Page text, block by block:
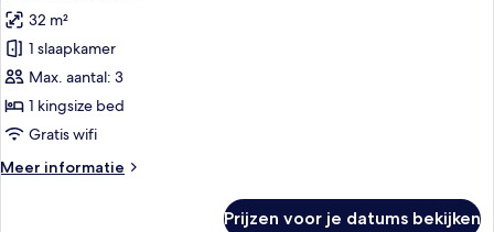
Deluxe
tweepersoonskamer,
uitzicht
op
zee
32 m²
1 slaapkamer
Max. aantal: 3
1 kingsize bed
Gratis wifi
Meer informatie
Meer
Prijzen voor je datums bekijken